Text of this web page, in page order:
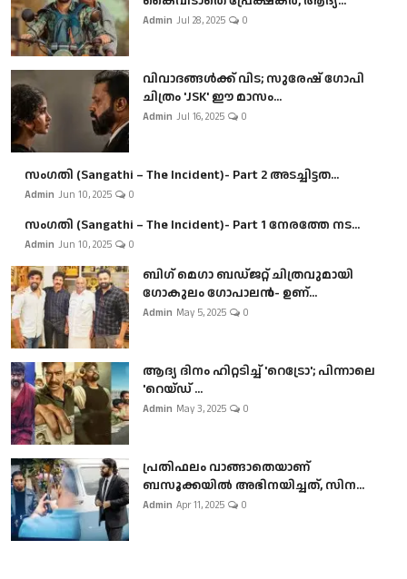
Admin Jul 28, 2025 0
വിവാദങ്ങൾക്ക് വിട; സുരേഷ് ഗോപി
ചിത്രം 'JSK' ഈ മാസം...
Admin Jul 16, 2025 0
സംഗതി (Sangathi – The Incident)- Part 2 അടച്ചിട്ടത...
Admin Jun 10, 2025 0
സംഗതി (Sangathi – The Incident)- Part 1 നേരത്തേ നട...
Admin Jun 10, 2025 0
ബി​ഗ് മെഗാ ബഡ്ജറ്റ് ചിത്രവുമായി
ഗോകുലം ഗോപാലൻ- ഉണ്...
Admin May 5, 2025 0
ആദ്യ ദിനം ഹിറ്റടിച്ച് 'റെട്രോ'; പിന്നാലെ
'റെയ്ഡ് ...
Admin May 3, 2025 0
പ്രതിഫലം വാങ്ങാതെയാണ്
ബസൂക്കയില്‍ അഭിനയിച്ചത്, സിന...
Admin Apr 11, 2025 0